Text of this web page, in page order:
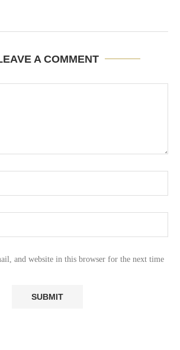
A COMMENT
and website in this browser for the next time